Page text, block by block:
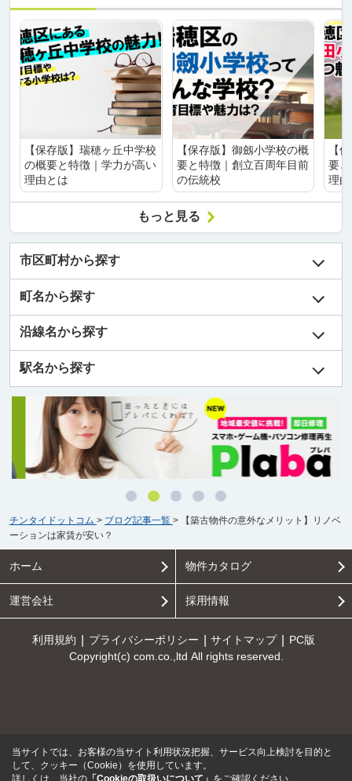
【保存版】瑞穂ヶ丘中学校
の概要と特徴｜学力が高い
理由とは
【保存版】御劔小学校の概
要と特徴｜創立百周年目前
の伝統校
【
要
理
もっと見る
市区町村から探す
町名から探す
沿線名から探す
駅名から探す
チンタイドットコム > ブログ記事一覧 >
【築古物件の意外なメリット】リノベ
ーションは家賃が安い？
ホーム 物件カタログ
運営会社 採用情報
利用規約 プライバシーポリシー サイトマップ
PC版
Copyright(c) com.co.,ltd All rights reserved.
当サイトでは、お客様の当サイト利用状況把握、サービス向上検討を目的と
して、クッキー（Cookie）を使用しています。
詳しくは、当社の 「Cookieの取扱いについて」 をご確認ください。